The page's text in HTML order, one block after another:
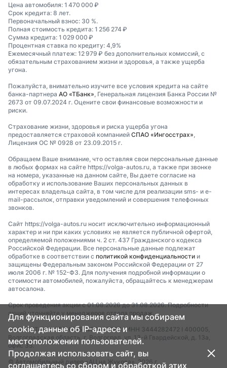
Цена автомобиля: 1 470 000 ₽
Срок кредита: 8 лет.
Первоначальный взнос: 30 %.
Полная стоимость кредита: 1 256 274 ₽
Сумма кредита: 1 029 000 ₽
Процентная ставка по кредиту: 4,9%
Ежемесячный платеж: 12 979 ₽ без дополнительных комиссий, с
обязательным страхованием жизни и здоровья, а также ущерба
угона.
Пожалуйста, внимательно изучите все условия кредита на сайте
банка-партнера АО «ТБанк» , Генеральная лицензия Банка России №
2673 от 09.07.2024 г. Оцените свои финансовые возможности и
риски.
Страхование жизни, здоровья и риска ущерба угона
предоставляется страховой компанией СПАО «Ингосстрах»
Лицензия ОС № 0928 от 23.09.2015 г.
Обращаем Ваше внимание, что оставляя свои персональные данные
в любых формах на сайте https://volga-autos.ru, а также при звонке
на номера, указанные на данном сайте, Вы даете согласие на
обработку и использование Ваших персональных данных в
интересах владельца сайта, в том числе для реализации sms- и e-
mail-рассылок, отправки уведомлений и совершения телефонных
звонков.
Сайт https://volga-autos.ru носит исключительно информационный
характер и ни при каких условиях не является публичной офертой,
определяемой положениями ч. 2 ст. 437 Гражданского кодекса
Российской Федерации. Все персональные данные подлежат
обработке в соответствии с политикой конфиденциальности и
защищены Федеральным законом Российской Федерации от 27
июля 2006 г. № 152-ФЗ. Для получения подробной информации о
стоимости автомобилей, пожалуйста, обращайтесь к менеджерам
автосалона.
Срок проведения акции с 01.08.2026 до 31.08.2026. Подробности
акций уточняйте у менеджеров отдела продаж.
ООО "ТИТАН" I ОГРН 1253400007783 I ИНН 3444282472 I 400005,
Волгоградская область, г. Волгоград, ул. 13-й Гвардейской, д. 13а,
офис 35.
© Автомобильный дилер «АЦ на Жукова», 2026 г.
Для функционирования сайта мы собираем
cookie, данные об IP-адресе и
местоположении пользователей.
Продолжая использовать сайт, вы
соглашаетесь со сбором и обработкой этих